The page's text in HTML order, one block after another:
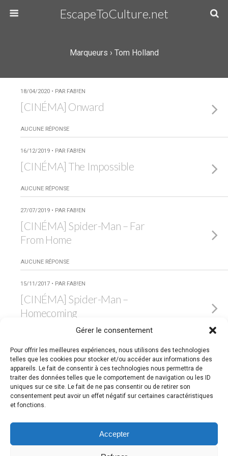
Gérer le consentement
Pour offrir les meilleures expériences, nous utilisons des technologies
telles que les cookies pour stocker et/ou accéder aux informations des
appareils. Le fait de consentir à ces technologies nous permettra de
traiter des données telles que le comportement de navigation ou les ID
uniques sur ce site. Le fait de ne pas consentir ou de retirer son
consentement peut avoir un effet négatif sur certaines caractéristiques
et fonctions.
Accepter
EscapeToCulture.net
Marqueurs › Tom Holland
18/04/2020 • PAR FAB!EN
[CINÉMA] Onward
AUCUNE RÉPONSE
16/12/2019 • PAR FAB!EN
[CINÉMA] The Impossible
AUCUNE RÉPONSE
27/07/2019 • PAR FAB!EN
[CINÉMA] Spider-Man – Far
From Home
AUCUNE RÉPONSE
15/11/2017 • PAR FAB!EN
[CINÉMA] Spider-Man –
Homecoming
24/04/2017 • PAR FAB!EN
[CINÉMA] The Lost City of Z
AUCUNE RÉPONSE
Retour au début